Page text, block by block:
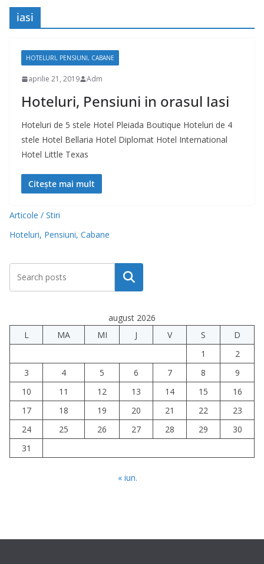
iasi
HOTELURI, PENSIUNI, CABANE
aprilie 21, 2019 Adm
Hoteluri, Pensiuni in orasul Iasi
Hoteluri de 5 stele Hotel Pleiada Boutique Hoteluri de 4
stele Hotel Bellaria Hotel Diplomat Hotel International
Hotel Little Texas
Citește mai mult
Articole / Stiri
Hoteluri, Pensiuni, Cabane
Caută
august 2026
L
MA MI J V S
D
1
2
3
4 5 6 7 8
9
10
11 12 13 14 15
16
17
18 19 20 21 22
23
24
25 26 27 28 29
30
31
« iun.